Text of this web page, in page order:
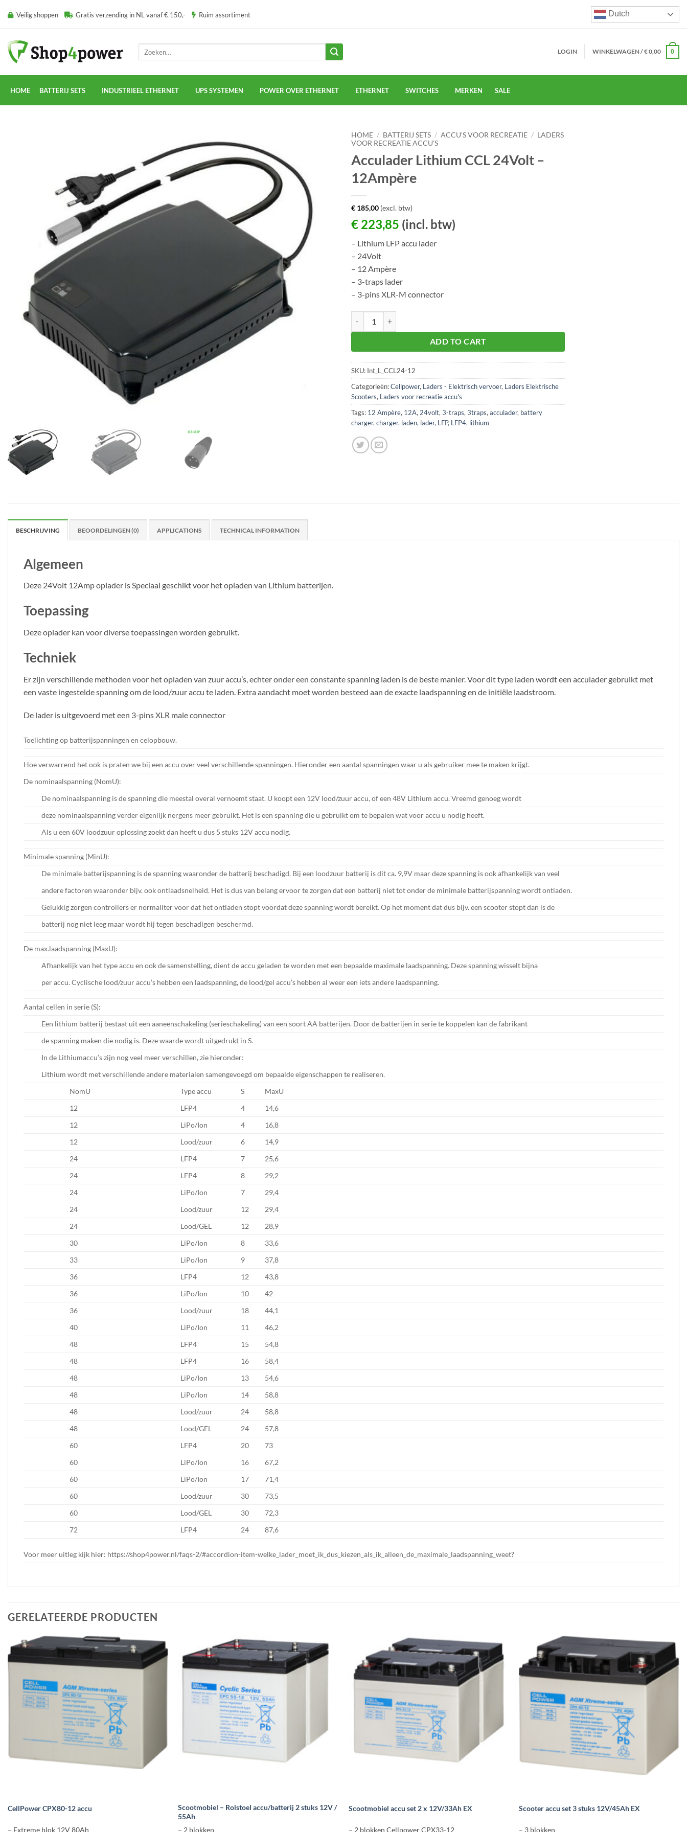
naar Veilig shoppen Gratis verzending in NL vanaf € 150,- Ruim assortiment Dutch
LOGIN WINKELWAGEN /€0,00 0
HOME BATTERIJ SETS INDUSTRIEEL ETHERNET UPS SYSTEMEN POWER OVER ETHERNET ETHERNET SWITCHES MERKEN SALE
HOME / BATTERIJ SETS / ACCU'S VOOR RECREATIE / LADERS
VOOR RECREATIE ACCU'S
Acculader Lithium CCL 24Volt –
12Ampère
€ 185,00 (excl. btw)
€ 223,85 (incl. btw)
– Lithium LFP accu lader
– 24Volt
– 12 Ampère
– 3-traps lader
– 3-pins XLR-M connector
ADD TO CART
SKU: Int_L_CCL24-12
Categorieën:Cellpower, Laders - Elektrisch vervoer, Laders Elektrische
Scooters, Laders voor recreatie accu's
Tags: 12 Ampère, 12A, 24volt, 3-traps, 3traps, acculader, battery
charger, charger, laden, lader, LFP, LFP4, lithium
BESCHRIJVING BEOORDELINGEN (0) APPLICATIONS TECHNICAL INFORMATION
Algemeen
Deze 24Volt 12Amp oplader is Speciaal geschikt voor het opladen van Lithium batterijen.
Toepassing
Deze oplader kan voor diverse toepassingen worden gebruikt.
Techniek
Er zijn verschillende methoden voor het opladen van zuur accu’s, echter onder een constante spanning laden is de beste manier. Voor dit type laden wordt een acculader gebruikt met
een vaste ingestelde spanning om de lood/zuur accu te laden. Extra aandacht moet worden besteed aan de exacte laadspanning en de initiële laadstroom.
De lader is uitgevoerd met een 3-pins XLR male connector
Toelichting op batterijspanningen en celopbouw.
Hoe verwarrend het ook is praten we bij een accu over veel verschillende spanningen. Hieronder een aantal spanningen waar u als gebruiker mee te maken krijgt.
De nominaalspanning (NomU):
De nominaalspanning is de spanning die meestal overal vernoemt staat. U koopt een 12V lood/zuur accu, of een 48V Lithium accu. Vreemd genoeg wordt
deze nominaalspanning verder eigenlijk nergens meer gebruikt. Het is een spanning die u gebruikt om te bepalen wat voor accu u nodig heeft.
Als u een 60V loodzuur oplossing zoekt dan heeft u dus 5 stuks 12V accu nodig.
Minimale spanning (MinU):
De minimale batterijspanning is de spanning waaronder de batterij beschadigd. Bij een loodzuur batterij is dit ca. 9,9V maar deze spanning is ook afhankelijk van veel
andere factoren waaronder bijv. ook ontlaadsnelheid. Het is dus van belang ervoor te zorgen dat een batterij niet tot onder de minimale batterijspanning wordt ontladen.
Gelukkig zorgen controllers er normaliter voor dat het ontladen stopt voordat deze spanning wordt bereikt. Op het moment dat dus bijv. een scooter stopt dan is de
batterij nog niet leeg maar wordt hij tegen beschadigen beschermd.
De max.laadspanning (MaxU):
Afhankelijk van het type accu en ook de samenstelling, dient de accu geladen te worden met een bepaalde maximale laadspanning. Deze spanning wisselt bijna
per accu. Cyclische lood/zuur accu’s hebben een laadspanning, de lood/gel accu’s hebben al weer een iets andere laadspanning.
Aantal cellen in serie (S):
Een lithium batterij bestaat uit een aaneenschakeling (serieschakeling) van een soort AA batterijen. Door de batterijen in serie te koppelen kan de fabrikant
de spanning maken die nodig is. Deze waarde wordt uitgedrukt in S.
In de Lithiumaccu’s zijn nog veel meer verschillen, zie hieronder:
Lithium wordt met verschillende andere materialen samengevoegd om bepaalde eigenschappen te realiseren.
NomU
Type accu S
MaxU
12
LFP4 4
14,6
12
LiPo/Ion 4
16,8
12
Lood/zuur 6
14,9
24
LFP4 7
25,6
24
LFP4 8
29,2
24
LiPo/Ion 7
29,4
24
Lood/zuur 12
29,4
24
Lood/GEL 12
28,9
30
LiPo/Ion 8
33,6
33
LiPo/Ion 9
37,8
36
LFP4 12
43,8
36
LiPo/Ion 10
42
36
Lood/zuur 18
44,1
40
LiPo/Ion 11
46,2
48
LFP4 15
54,8
48
LFP4 16
58,4
48
LiPo/Ion 13
54,6
48
LiPo/Ion 14
58,8
48
Lood/zuur 24
58,8
48
Lood/GEL 24
57,8
60
LFP4 20
73
60
LiPo/Ion 16
67,2
60
LiPo/Ion 17
71,4
60
Lood/zuur 30
73,5
60
Lood/GEL 30
72,3
72
LFP4 24 87,6
Voor meer uitleg kijk hier: https://shop4power.nl/faqs-2/#accordion-item-welke_lader_moet_ik_dus_kiezen_als_ik_alleen_de_maximale_laadspanning_weet?
GERELATEERDE PRODUCTEN
CellPower CPX80-12 accu
– Extreme blok 12V 80Ah
Scootmobiel – Rolstoel accu/batterij 2 stuks 12V /
55Ah
– 2 blokken
Scootmobiel accu set 2 x 12V/33Ah EX
– 2 blokken Cellpower CPX33-12
Scooter accu set 3 stuks 12V/45Ah EX
– 3 blokken